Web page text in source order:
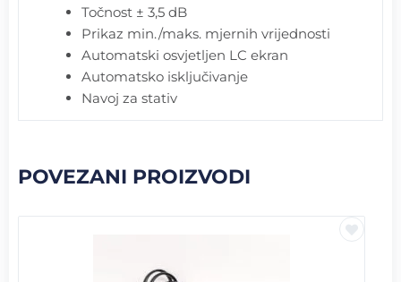
Točnost ± 3,5 dB
Prikaz min./maks. mjernih vrijednosti
Automatski osvjetljen LC ekran
Automatsko isključivanje
Navoj za stativ
POVEZANI PROIZVODI